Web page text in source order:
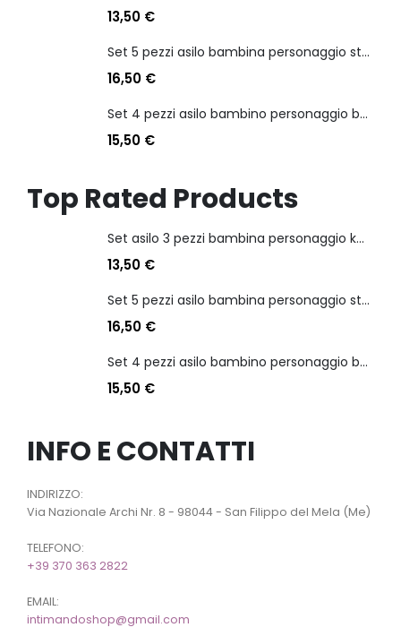
13,50 €
Set 5 pezzi asilo bambina personaggio stitch angel
16,50 €
Set 4 pezzi asilo bambino personaggio batman
15,50 €
Top Rated Products
Set asilo 3 pezzi bambina personaggio kuromi
13,50 €
Set 5 pezzi asilo bambina personaggio stitch angel
16,50 €
Set 4 pezzi asilo bambino personaggio batman
15,50 €
INFO E CONTATTI
INDIRIZZO:
Via Nazionale Archi Nr. 8 - 98044 - San Filippo del Mela (Me)
TELEFONO:
+39 370 363 2822
EMAIL:
intimandoshop@gmail.com